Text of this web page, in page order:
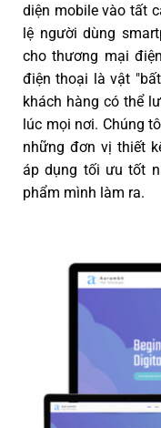
diện mobile vào tất
lệ người dùng
cho thương mại
điện thoại là vật
khách hàng có thể
lúc mọi nơi. Chúng
những đơn vị thiết
áp dụng tối ưu tốt
phẩm mình làm ra.